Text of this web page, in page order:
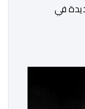
في
وأصيلة،